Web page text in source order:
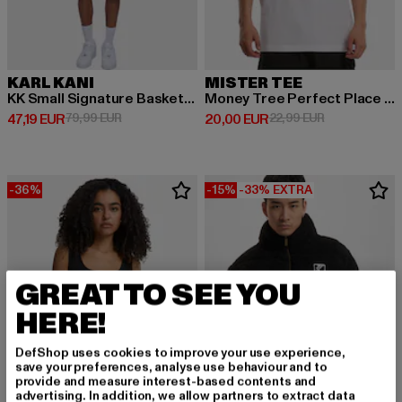
KARL KANI
KK Small Signature Basketball
47,19 EUR
Derzeitiger Preis: 47,19 EUR
79,99 EURAktionspreis: 79,99 EUR
MISTER TEE
Money Tree Perfect Place For Shade Tee
20,00 EUR
Derzeitiger Preis: 20,00 EUR
22,99 EURAktionspreis:
-36% -15% -33% EXTRA
GREAT TO SEE YOU
HERE!
DefShop uses cookies to improve your use experience,
save your preferences, analyse use behaviour and to
provide and measure interest-based contents and
advertising. In addition, we allow partners to extract data